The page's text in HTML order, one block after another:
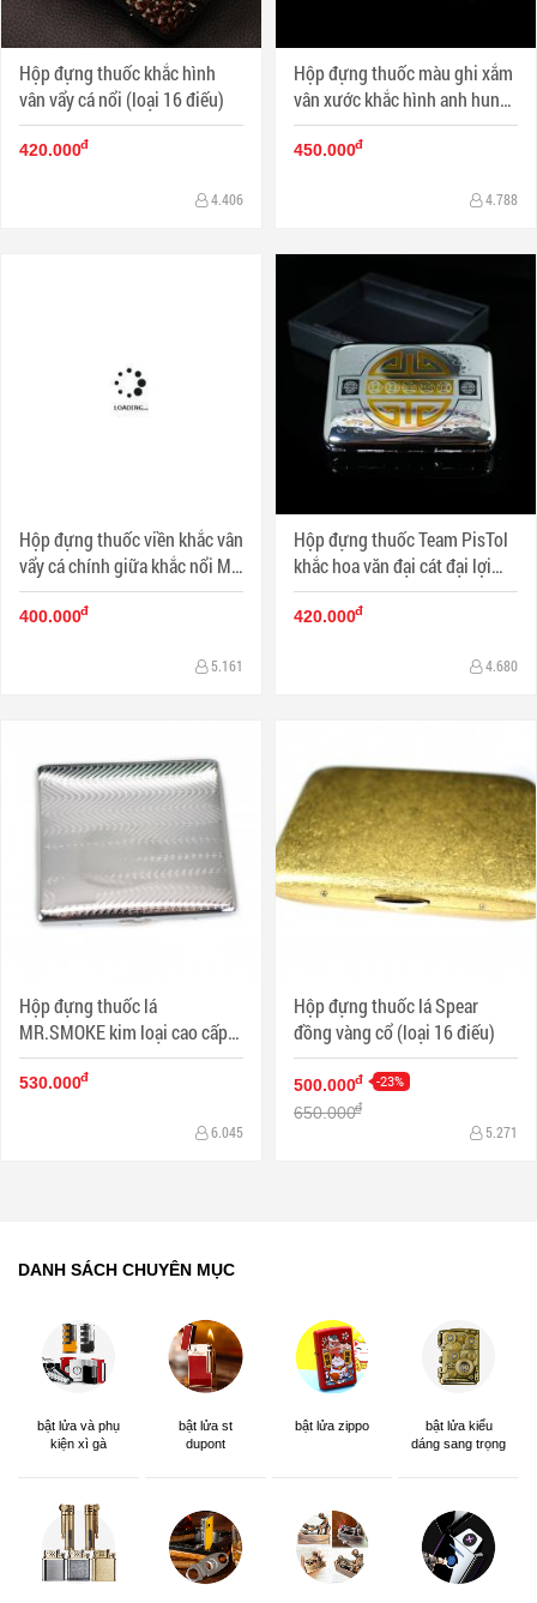
Hộp đựng thuốc khắc hình
vân vẩy cá nổi (loại 16 điếu)
420.000đ
4.406
Hộp đựng thuốc màu ghi xắm
vân xước khắc hình anh hung
dân tộc Cuba Che Guevara
450.000đ
4.788
Hộp đựng thuốc viền khắc vân
vẩy cá chính giữa khắc nổi Mỏ
neo Hằng hải (loại 16 điếu)
400.000đ
5.161
Hộp đựng thuốc Team PisTol
khắc hoa văn đại cát đại lợi
(loại 16 điếu)
420.000đ
4.680
Hộp đựng thuốc lá
MR.SMOKE kim loại cao cấp
kiểu gợn sóng (loại 9 điếu)
530.000đ
6.045
Hộp đựng thuốc lá Spear
đồng vàng cổ (loại 16 điếu)
500.000đ -23%
650.000đ
5.271
DANH SÁCH CHUYÊN MỤC
bật lửa và phụ
kiện xì gà
bật lửa st
dupont
bật lửa zippo
bật lửa kiểu
dáng sang trọng